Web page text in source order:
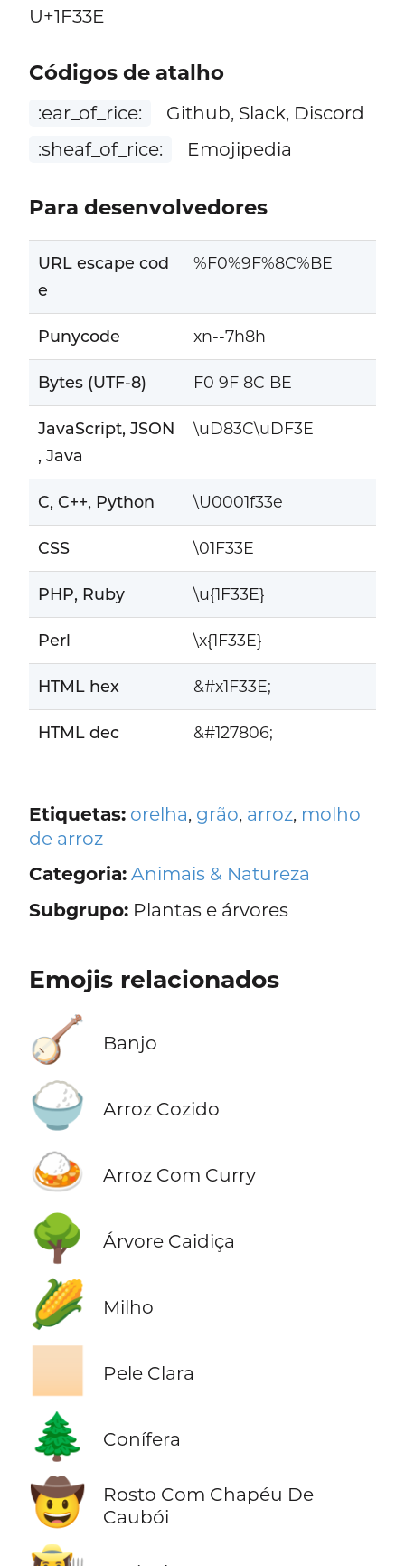
U+1F33E
Códigos de atalho
:ear_of_rice:
Github, Slack, Discord
:sheaf_of_rice:
Emojipedia
Para desenvolvedores
URL escape cod
e
%F0%9F%8C%BE
Punycode xn--7h8h
Bytes (UTF-8) F0 9F 8C BE
JavaScript, JSON
, Java
\uD83C\uDF3E
C, C++, Python \U0001f33e
CSS \01F33E
PHP, Ruby \u{1F33E}
Perl \x{1F33E}
HTML hex &#x1F33E;
HTML dec &#127806;
Etiquetas: orelha, grão, arroz, molho
de arroz
Categoria: Animais & Natureza
Subgrupo:Plantas e árvores
Emojis relacionados
🪕 Banjo
🍚 Arroz Cozido
🍛 Arroz Com Curry
🌳 Árvore Caidiça
🌽 Milho
Pele Clara
🌲 Conífera
🤠
Rosto Com Chapéu De
Caubói